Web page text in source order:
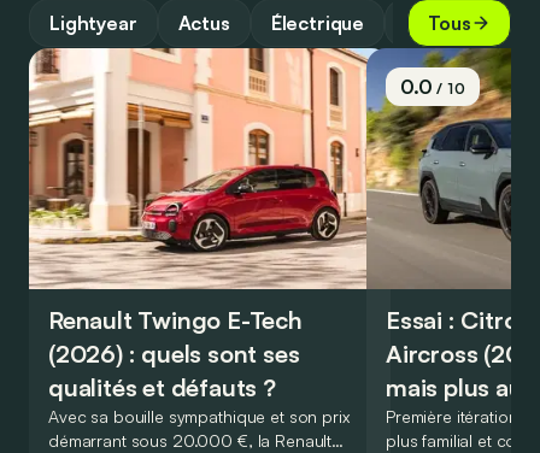
Lightyear Actus Électrique Avenir
Tous
Renault Twingo E-Tech
(2026) : quels sont ses
qualités et défauts ?
Avec sa bouille sympathique et son prix
démarrant sous 20.000 €, la Renault
0.0/ 10
Essai :
Aircross
mais plus
Première itération
plus familial et